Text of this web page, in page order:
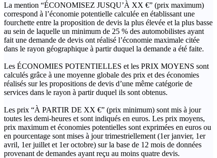
La mention “ÉCONOMISEZ JUSQU’À XX €” (prix maximum)
correspond à l’économie potentielle calculée en établissant une
fourchette entre la proposition de devis la plus élevée et la plus basse
au sein de laquelle un minimum de 25 % des automobilistes ayant
fait une demande de devis ont réalisé l’économie maximale citée
dans le rayon géographique à partir duquel la demande a été faite.
Les ÉCONOMIES POTENTIELLES et les PRIX MOYENS sont
calculés grâce à une moyenne globale des prix et des économies
réalisés sur les propositions de devis d’une même catégorie de
services dans le rayon à partir duquel ils sont obtenus.
Les prix “À PARTIR DE XX €” (prix minimum) sont mis à jour
toutes les demi-heures et sont indiqués en euros. Les prix moyens,
prix maximum et économies potentielles sont exprimées en euros ou
en pourcentage sont mises à jour trimestriellement (1er janvier, 1er
avril, 1er juillet et 1er octobre) sur la base de 12 mois de données
provenant de demandes ayant reçu au moins quatre devis.